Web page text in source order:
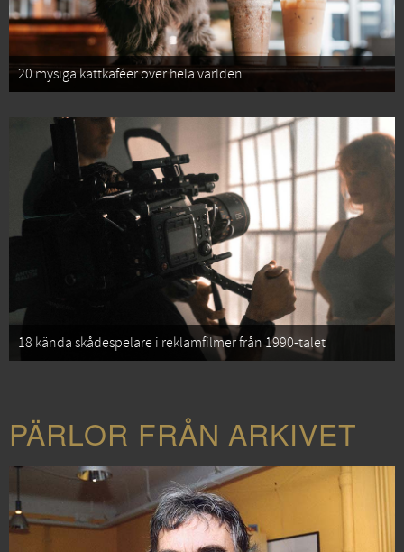
20 mysiga kattkaféer över hela världen
18 kända skådespelare i reklamfilmer från 1990-talet
PÄRLOR FRÅN ARKIVET